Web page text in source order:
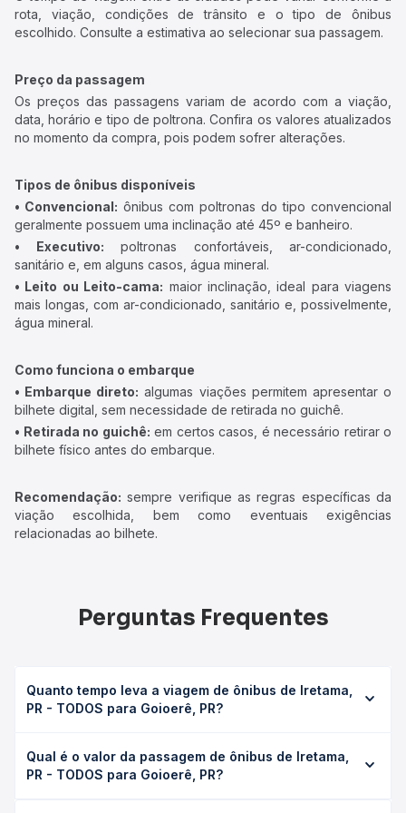
rota, viação, condições de trânsito e o tipo de ônibus
escolhido. Consulte a estimativa ao selecionar sua passagem.
Preço da passagem
Os preços das passagens variam de acordo com a viação,
data, horário e tipo de poltrona. Confira os valores atualizados
no momento da compra, pois podem sofrer alterações.
Tipos de ônibus disponíveis
• Convencional: ônibus com poltronas do tipo convencional
geralmente possuem uma inclinação até 45º e banheiro.
• Executivo: poltronas confortáveis, ar-condicionado,
sanitário e, em alguns casos, água mineral.
• Leito ou Leito-cama: maior inclinação, ideal para viagens
mais longas, com ar-condicionado, sanitário e, possivelmente,
água mineral.
Como funciona o embarque
• Embarque direto: algumas viações permitem apresentar o
bilhete digital, sem necessidade de retirada no guichê.
• Retirada no guichê: em certos casos, é necessário retirar o
bilhete físico antes do embarque.
Recomendação: sempre verifique as regras específicas da
viação escolhida, bem como eventuais exigências
relacionadas ao bilhete.
Perguntas Frequentes
Quanto tempo leva a viagem de ônibus de Iretama,
PR - TODOS para Goioerê, PR?
Goioerê, PR leva em média 4h 50min, podendo variar
conforme a viação, o tipo de serviço (convencional,
Qual é o valor da passagem de ônibus de Iretama,
PR - TODOS para Goioerê, PR?